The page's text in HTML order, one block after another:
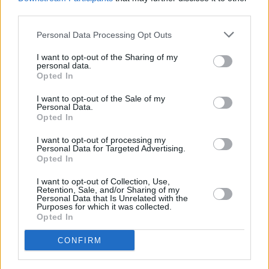
Personal Data Processing Opt Outs
I want to opt-out of the Sharing of my
personal data.
Opted In
I want to opt-out of the Sale of my
Personal Data.
Opted In
I want to opt-out of processing my
Personal Data for Targeted Advertising.
Opted In
I want to opt-out of Collection, Use,
Retention, Sale, and/or Sharing of my
Personal Data that Is Unrelated with the
Purposes for which it was collected.
Opted In
CONFIRM
των ΗΠΑ (Fed)και στα επόμενα μακροοικονομικά
στοιχεία, τα οποία αναμένεται νακαθορίσουν τις
κατ’ επέκταση, τη διάθεση ανάληψης επενδυτικού
Η αγορά στρέφει επίσης την προσοχή της στην έναρξη της
περιόδου ανακοίνωσης αποτελεσμάτων δεύτερου
τριμήνου, με τις μεγάλες αμερικανικές τράπεζες να
Ο γνωστός στρατηγικός αναλυτήςΕντ
Γιαρντένιπροειδοποίησε ότι ο μεγαλύτερος κίνδυνος δεν
είναι η επιβράδυνση της οικονομίας, αλλά το ενδεχόμενο
οι μεγάλες τεχνολογικές εταιρείες και οι